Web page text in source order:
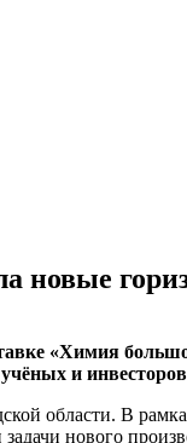
«Химия
и
области. В
нового